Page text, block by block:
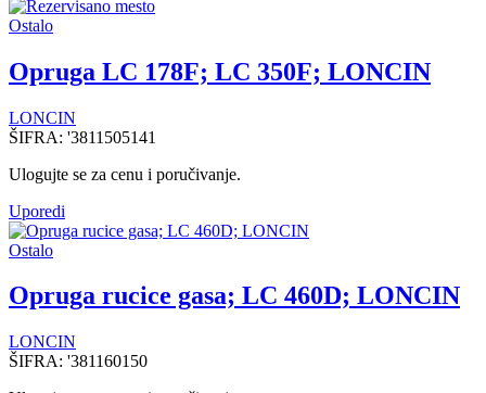
Ostalo
Opruga LC 178F; LC 350F; LONCIN
LONCIN
ŠIFRA: '3811505141
Ulogujte se za cenu i poručivanje.
Uporedi
Ostalo
Opruga rucice gasa; LC 460D; LONCIN
LONCIN
ŠIFRA: '381160150